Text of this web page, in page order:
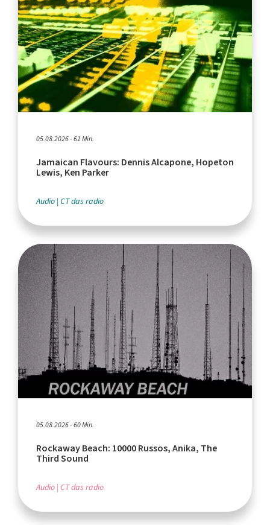
05.08.2026 - 61 Min.
Jamaican Flavours: Dennis Alcapone, Hopeton
Lewis, Ken Parker
Audio CT das radio
05.08.2026 - 60 Min.
Rockaway Beach: 10000 Russos, Anika, The
Third Sound
Audio CT das radio